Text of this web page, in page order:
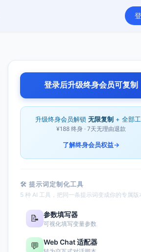
登录后升级终身会员可复制
升级终身会员解锁 无限复制 + 全部
¥188 终身 · 7天无理由退款
了解终身会员权益→
🛠 提示词定制化工具
5 种 AI 工具，把同一条提示词变成你的专属版
📝 参数填写器
可视化填写变量参数
💬 Web Chat 适配器